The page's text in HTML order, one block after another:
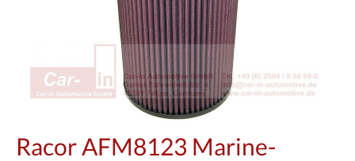
Racor AFM8123 Marine-